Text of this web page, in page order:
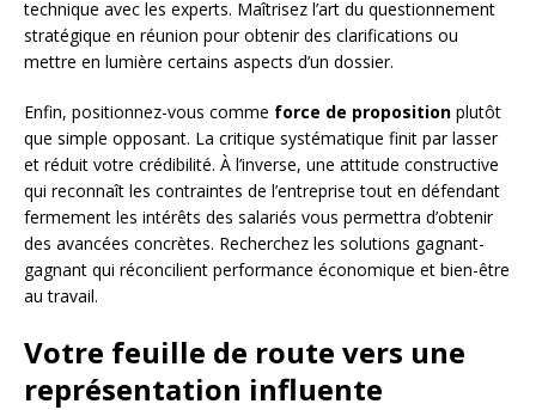
technique avec les experts. Maîtrisez l’art du questionnement
stratégique en réunion pour obtenir des clarifications ou
mettre en lumière certains aspects d’un dossier.
Enfin, positionnez-vous comme force de proposition plutôt
que simple opposant. La critique systématique finit par lasser
et réduit votre crédibilité. À l’inverse, une attitude constructive
qui reconnaît les contraintes de l’entreprise tout en défendant
fermement les intérêts des salariés vous permettra d’obtenir
des avancées concrètes. Recherchez les solutions gagnant-
gagnant qui réconcilient performance économique et bien-être
au travail.
Votre feuille de route vers une
représentation influente